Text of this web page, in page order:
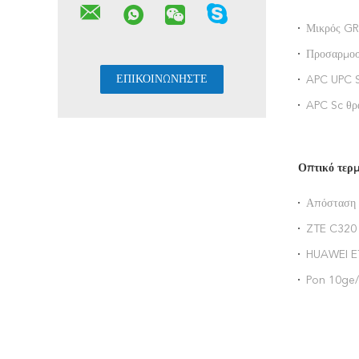
Μικρός
APC UPC
APC Sc
Οπτικό
Απόσταση
ZTE C320
HUAWEI
Pon